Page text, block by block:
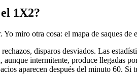
1X2?
miro otra cosa: el mapa de saques de
disparos desviados. Las
intermitente, produce llegadas
aparecen después del minuto 60.